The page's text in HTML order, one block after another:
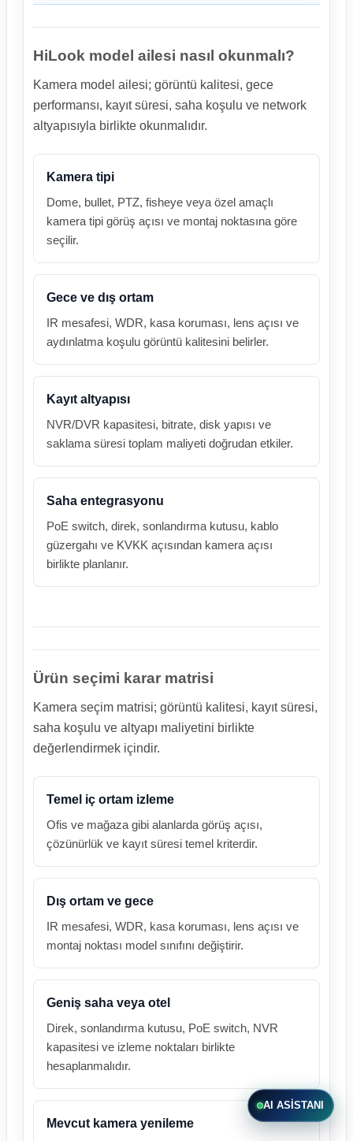
HiLook model ailesi nasıl okunmalı?
Kamera model ailesi; görüntü kalitesi, gece
performansı, kayıt süresi, saha koşulu ve network
altyapısıyla birlikte okunmalıdır.
Kamera tipi
Dome, bullet, PTZ, fisheye veya özel amaçlı
kamera tipi görüş açısı ve montaj noktasına göre
seçilir.
Gece ve dış ortam
IR mesafesi, WDR, kasa koruması, lens açısı ve
aydınlatma koşulu görüntü kalitesini belirler.
Kayıt altyapısı
NVR/DVR kapasitesi, bitrate, disk yapısı ve
saklama süresi toplam maliyeti doğrudan etkiler.
Saha entegrasyonu
PoE switch, direk, sonlandırma kutusu, kablo
güzergahı ve KVKK açısından kamera açısı
birlikte planlanır.
Ürün seçimi karar matrisi
Kamera seçim matrisi; görüntü kalitesi, kayıt süresi,
saha koşulu ve altyapı maliyetini birlikte
değerlendirmek içindir.
Temel iç ortam izleme
Ofis ve mağaza gibi alanlarda görüş açısı,
çözünürlük ve kayıt süresi temel kriterdir.
Dış ortam ve gece
IR mesafesi, WDR, kasa koruması, lens açısı ve
montaj noktası model sınıfını değiştirir.
Geniş saha veya otel
Direk, sonlandırma kutusu, PoE switch, NVR
kapasitesi ve izleme noktaları birlikte
hesaplanmalıdır.
Mevcut kamera yenileme
AI ASISTANI